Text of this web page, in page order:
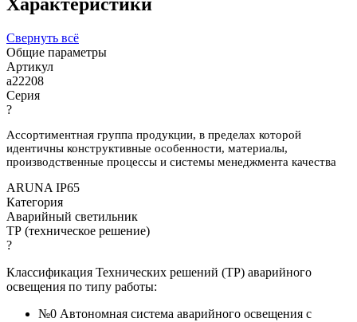
Свернуть всё
Общие параметры
Артикул
a22208
Серия
?
Ассортиментная группа продукции, в пределах которой
идентичны конструктивные особенности, материалы,
производственные процессы и системы менеджмента качества
ARUNA IP65
Категория
Аварийный светильник
ТР (техническое решение)
?
Классификация Технических решений (ТР) аварийного
освещения по типу работы:
№0 Автономная система аварийного освещения с